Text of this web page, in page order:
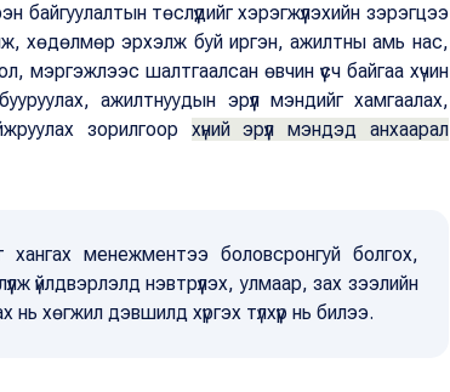
байгуулалтын төслүүдийг хэрэгжүүлэхийн зэрэгцээ
хөдөлмөр эрхэлж буй иргэн, ажилтны амь нас,
мэргэжлээс шалтгаалсан өвчин үүсч байгаа хүчин
ажилтнуудын эрүүл мэндийг хамгаалах,
зорилгоор хүний эрүүл мэндэд анхаарал
хангах менежментээ боловсронгуй болгох,
үйлдвэрлэлд нэвтрүүлэх, улмаар, зах зээлийн
хөгжил дэвшилд хүргэх түлхүүр нь билээ.